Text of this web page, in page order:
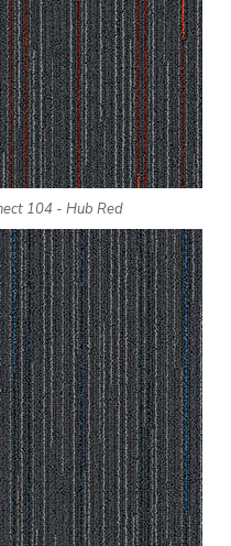
104 - Hub Red